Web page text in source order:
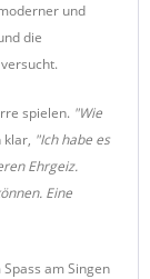
und
die
spielen. "Wie
klar, "Ich habe es
Ehrgeiz.
Eine
am Singen